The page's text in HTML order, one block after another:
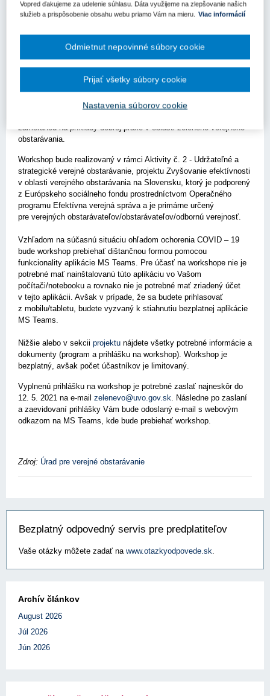
obstarávanie,ktorý sauskutočníon-line 26. 5. 2021 od 9:00 –
obstarávateľom možnosti aplikácie environmentálnych
charakteristík v procese verejného obstarávania. Program
workshopu bude rozdelený nadva samostatné celky. Prvý celok
bude všeobecný, zameraný primárne na ekologické témy, ktoré
budú mať za cieľ vzdelávať verejných
obstarávateľov/obstarávateľov/odbornú verejnosť v oblasti
environmentálnych aspektov s prepojením na zelené verejné
zameranou na príklady dobrej praxe v oblasti zeleného verejného
obstarávania.
Workshop bude realizovaný v rámci Aktivity č. 2 - Udržateľné a
strategické verejné obstarávanie, projektu Zvyšovanie efektívnosti
v oblasti verejného obstarávania na Slovensku , ktorý je podporený
z Európskeho sociálneho fondu prostredníctvom Operačného
programu Efektívna verejná správa a je primárne určený
pre verejných obstarávateľov/obstarávateľov/odbornú verejnosť.
Vzhľadom na súčasnú situáciu ohľadom ochorenia COVID – 19
bude workshop prebiehať dištančnou formou pomocou
funkcionality aplikácie MS Teams. Pre účasť na workshope nie je
potrebné mať nainštalovanú túto aplikáciu vo Vašom
počítači/notebooku a rovnako nie je potrebné mať zriadený účet
v tejto aplikácii. Avšak v prípade, že sa budete prihlasovať
z mobilu/tabletu, budete vyzvaný k stiahnutiu bezplatnej aplikácie
MS Teams.
Nižšie alebo v sekcii projektu nájdete všetky potrebné informácie a
dokumenty (program a prihlášku na workshop). Workshop je
bezplatný, avšak počet účastníkov je limitovaný.
Vyplnenú prihlášku na workshop je potrebné zaslať najneskôr do
12. 5. 2021 na e-mail zelenevo@uvo.gov.sk . Následne po zaslaní
a zaevidovaní prihlášky Vám bude odoslaný e-mail s webovým
odkazom na MS Teams, kde bude prebiehať workshop.
Zdroj: Úrad pre verejné obstarávanie
Bezplatný odpovedný servis pre predplatiteľov
Vaše otázky môžete zadať na www.otazkyodpovede.sk
Archív článkov
August 2026
Júl 2026
Jún 2026
Vopred ďakujeme za udelenie súhlasu. Dáta využijeme na zlepšovanie našich
služieb a prispôsobenie obsahu webu priamo Vám na mieru. Viac informácií
Nastavenia súborov cookie
Odmietnut nepovinné súbory cookie
Prijať všetky súbory cookie